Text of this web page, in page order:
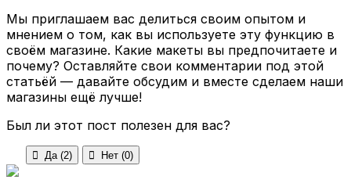
Мы приглашаем вас делиться своим опытом и
мнением о том, как вы используете эту функцию в
своём магазине. Какие макеты вы предпочитаете и
почему? Оставляйте свои комментарии под этой
статьёй — давайте обсудим и вместе сделаем наши
магазины ещё лучше!
Был ли этот пост полезен для вас?
 Да (2)  Нет (0)